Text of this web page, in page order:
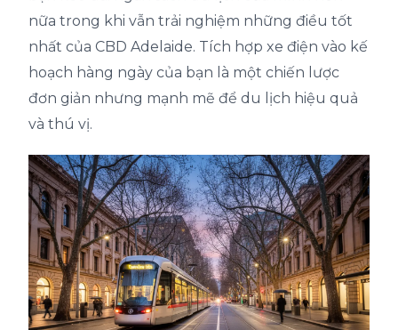
nữa trong khi vẫn trải nghiệm những điều tốt
nhất của CBD Adelaide. Tích hợp xe điện vào kế
hoạch hàng ngày của bạn là một chiến lược
đơn giản nhưng mạnh mẽ để du lịch hiệu quả
và thú vị.